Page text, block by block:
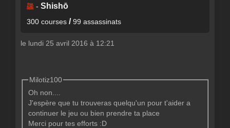
龘 - Shishō
300 courses /99 assassinats
le lundi 25 avril 2016 à 12:21
Milotiz100
Oh non....
J'espère que tu trouveras quelqu'un pour t'aider a
continuer le jeu ou bien prendre ta place
Merci pour tes efforts :D